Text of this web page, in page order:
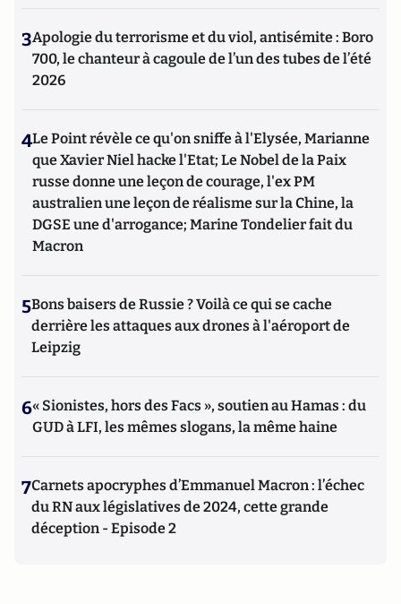
3Apologie du terrorisme et du viol, antisémite : Boro
700, le chanteur à cagoule de l’un des tubes de l’été
2026
4Le Point révèle ce qu'on sniffe à l'Elysée, Marianne
que Xavier Niel hacke l'Etat; Le Nobel de la Paix
russe donne une leçon de courage, l'ex PM
australien une leçon de réalisme sur la Chine, la
DGSE une d'arrogance; Marine Tondelier fait du
Macron
5Bons baisers de Russie ? Voilà ce qui se cache
derrière les attaques aux drones à l'aéroport de
Leipzig
6« Sionistes, hors des Facs », soutien au Hamas : du
GUD à LFI, les mêmes slogans, la même haine
7Carnets apocryphes d’Emmanuel Macron : l’échec
du RN aux législatives de 2024, cette grande
déception - Episode 2